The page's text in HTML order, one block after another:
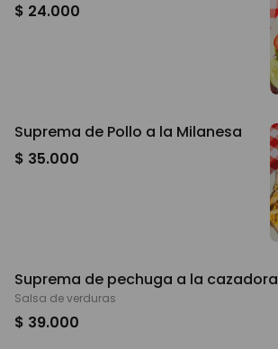
$ 24.000
Suprema de Pollo a la Milanesa
$ 35.000
Suprema de pechuga a la cazadora
Salsa de verduras
$ 39.000